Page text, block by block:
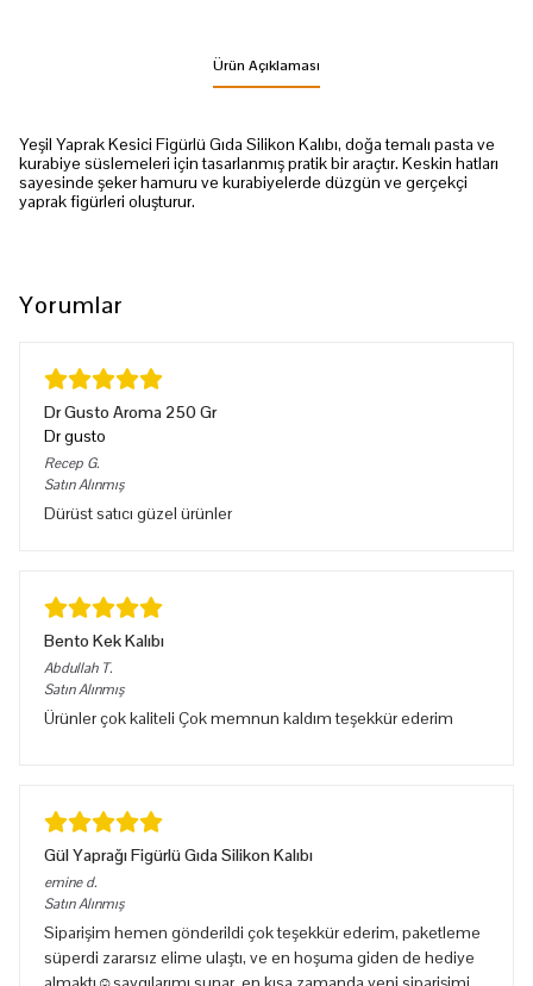
Ürün Açıklaması
Yeşil Yaprak Kesici Figürlü Gıda Silikon Kalıbı, doğa temalı pasta ve
kurabiye süslemeleri için tasarlanmış pratik bir araçtır. Keskin hatları
sayesinde şeker hamuru ve kurabiyelerde düzgün ve gerçekçi
yaprak figürleri oluşturur.
Yorumlar
Dr Gusto Aroma 250 Gr
Dr gusto
Recep G.
Satın Alınmış
Dürüst satıcı güzel ürünler
Bento Kek Kalıbı
Abdullah T.
Satın Alınmış
Ürünler çok kaliteli Çok memnun kaldım teşekkür ederim
Gül Yaprağı Figürlü Gıda Silikon Kalıbı
emine d.
Satın Alınmış
Siparişim hemen gönderildi çok teşekkür ederim, paketleme
süperdi zararsız elime ulaştı, ve en hoşuma giden de hediye